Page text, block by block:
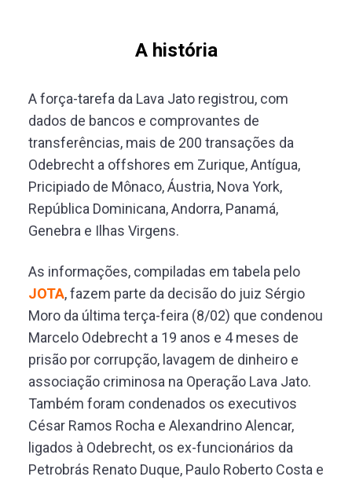
A história
A força-tarefa da Lava Jato registrou, com
dados de bancos e comprovantes de
transferências, mais de 200 transações da
Odebrecht a offshores em Zurique, Antígua,
Pricipiado de Mônaco, Áustria, Nova York,
República Dominicana, Andorra, Panamá,
Genebra e Ilhas Virgens.
As informações, compiladas em tabela pelo
JOTA, fazem parte da decisão do juiz Sérgio
Moro da última terça-feira (8/02) que condenou
Marcelo Odebrecht a 19 anos e 4 meses de
prisão por corrupção, lavagem de dinheiro e
associação criminosa na Operação Lava Jato.
Também foram condenados os executivos
César Ramos Rocha e Alexandrino Alencar,
ligados à Odebrecht, os ex-funcionários da
Petrobrás Renato Duque, Paulo Roberto Costa e